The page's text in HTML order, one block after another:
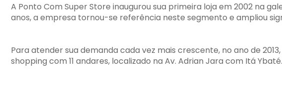
A Ponto Com Super Store inaugurou sua primeira loja em 2002 na
anos, a empresa tornou-se referência neste segmento e ampliou
Para atender sua demanda cada vez mais crescente, no ano de
shopping com 11 andares, localizado na Av. Adrian Jara com Itá Ybaté.